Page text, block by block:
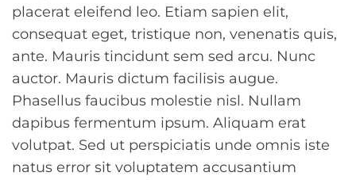
placerat eleifend leo. Etiam sapien elit,
consequat eget, tristique non, venenatis quis,
ante. Mauris tincidunt sem sed arcu. Nunc
auctor. Mauris dictum facilisis augue.
Phasellus faucibus molestie nisl. Nullam
dapibus fermentum ipsum. Aliquam erat
volutpat. Sed ut perspiciatis unde omnis iste
natus error sit voluptatem accusantium